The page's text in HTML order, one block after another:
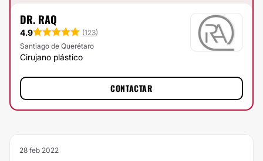
DR. RAQ
4.9 (123)
Santiago de Querétaro
Cirujano plástico
CONTACTAR
28 feb 2022